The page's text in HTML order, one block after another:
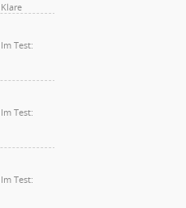
Test:
Test:
Test: